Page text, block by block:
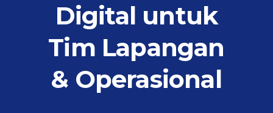
Digital untuk
Tim Lapangan
& Operasional